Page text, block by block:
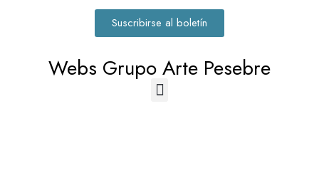
Suscribirse al boletín
Webs Grupo Arte Pesebre